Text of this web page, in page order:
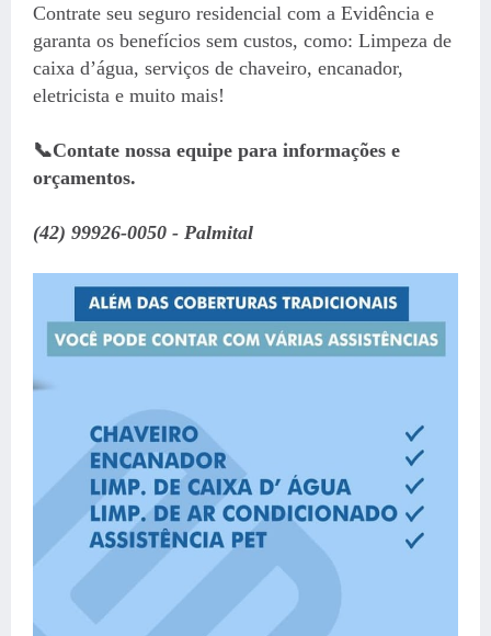
Contrate seu seguro residencial com a Evidência e
garanta os benefícios sem custos, como: Limpeza de
caixa d’água, serviços de chaveiro, encanador,
eletricista e muito mais!
📞Contate nossa equipe para informações e
orçamentos.
(42) 99926-0050 - Palmital